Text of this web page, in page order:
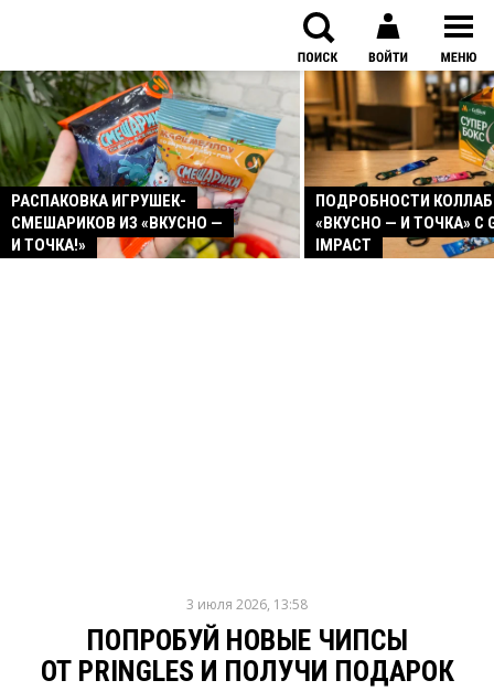
РАСПАКОВКА ИГРУШЕК-
СМЕШАРИКОВ ИЗ «ВКУСНО —
И ТОЧКА!»
ПОДРОБНОСТИ
«ВКУСНО — И ТОЧКА» С
IMPACT
3 июля 2026, 13:58
ПОПРОБУЙ НОВЫЕ ЧИПСЫ
ОТ PRINGLES И ПОЛУЧИ ПОДАРОК